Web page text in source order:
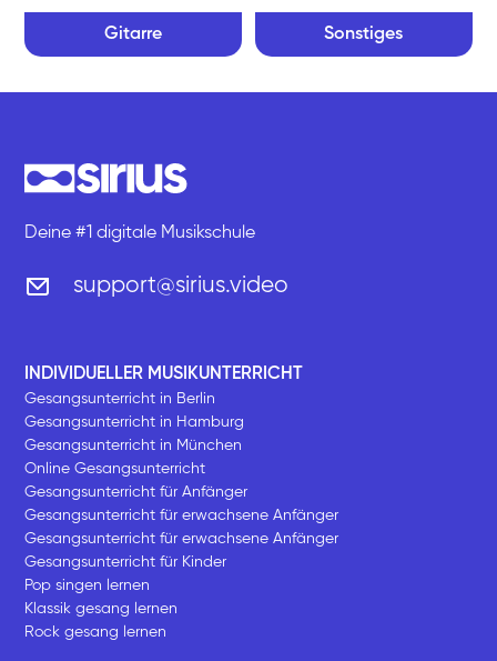
Gitarre Sonstiges
Deine #1 digitale Musikschule
support@sirius.video
INDIVIDUELLER MUSIKUNTERRICHT
Gesangsunterricht in Berlin
Gesangsunterricht in Hamburg
Gesangsunterricht in München
Online Gesangsunterricht
Gesangsunterricht für Anfänger
Gesangsunterricht für erwachsene Anfänger
Gesangsunterricht für erwachsene Anfänger
Gesangsunterricht für Kinder
Pop singen lernen
Klassik gesang lernen
Rock gesang lernen